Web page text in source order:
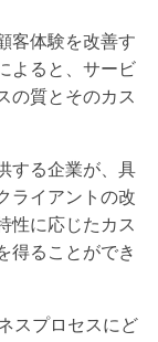
客体験を改善す
よると、サービ
の質とそのカス
する企業が、具
ライアントの改
性に応じたカス
得ることができ
スプロセスにど